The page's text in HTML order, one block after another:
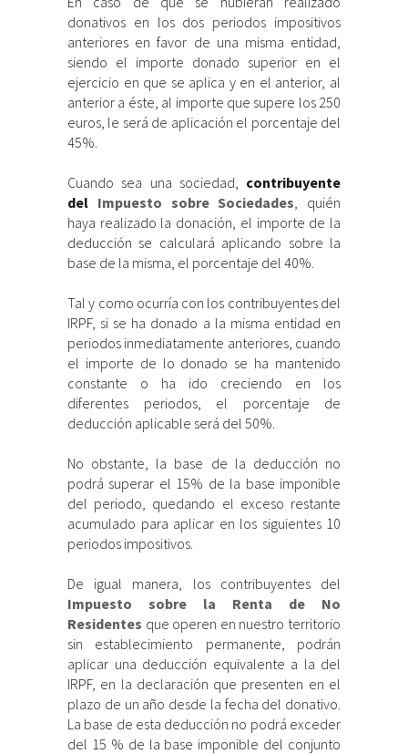
donativos en los dos periodos impositivos
anteriores en favor de una misma entidad,
siendo el importe donado superior en el
ejercicio en que se aplica y en el anterior, al
anterior a éste, al importe que supere los 250
euros, le será de aplicación el porcentaje del
45%.
Cuando sea una sociedad, contribuyente
del Impuesto sobre Sociedades, quién
haya realizado la donación, el importe de la
deducción se calculará aplicando sobre la
base de la misma, el porcentaje del 40%.
Tal y como ocurría con los contribuyentes del
IRPF, si se ha donado a la misma entidad en
periodos inmediatamente anteriores, cuando
el importe de lo donado se ha mantenido
constante o ha ido creciendo en los
diferentes periodos, el porcentaje de
deducción aplicable será del 50%.
No obstante, la base de la deducción no
podrá superar el 15% de la base imponible
del periodo, quedando el exceso restante
acumulado para aplicar en los siguientes 10
periodos impositivos.
De igual manera, los contribuyentes del
Impuesto sobre la Renta de No
Residentes que operen en nuestro territorio
sin establecimiento permanente, podrán
aplicar una deducción equivalente a la del
IRPF, en la declaración que presenten en el
plazo de un año desde la fecha del donativo.
La base de esta deducción no podrá exceder
del 15 % de la base imponible del conjunto